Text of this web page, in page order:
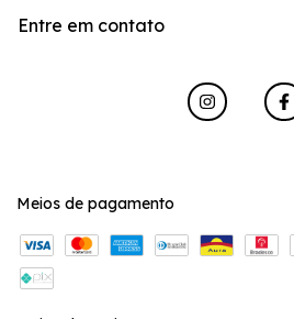
Entre em contato
Meios de pagamento